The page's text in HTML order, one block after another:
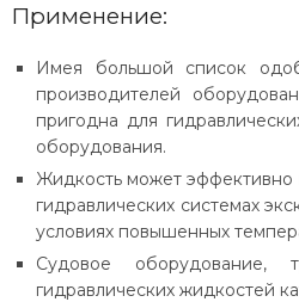
Применение:
Имея большой список
производителей
пригодна для
оборудования.
Жидкость может эффективно
гидравлических системах
условиях повышенных
Судовое оборудование,
гидравлических жидкостей